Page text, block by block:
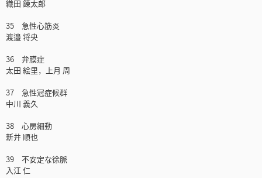
織田 錬太郎
35 急性心筋炎
渡邉 将央
36 弁膜症
太田 絵里，上月 周
37 急性冠症候群
中川 義久
38 心房細動
新井 順也
39 不安定な徐脈
入江 仁